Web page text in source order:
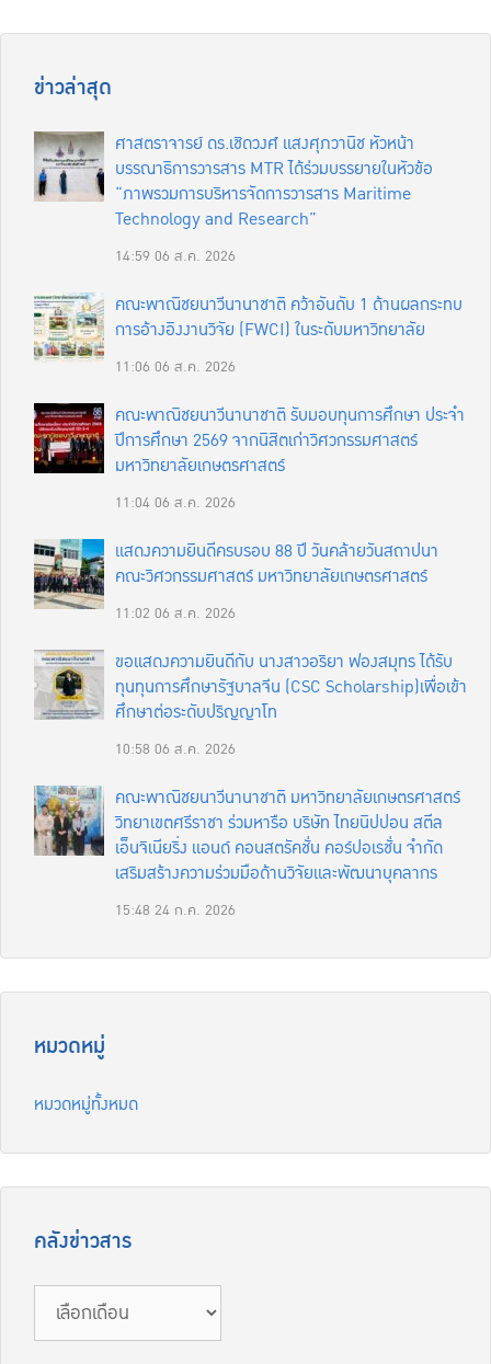
ข่าวล่าสุด
ศาสตราจารย์ ดร.เชิดวงศ์ แสงศุภวานิช หัวหน้า
บรรณาธิการวารสาร MTR ได้ร่วมบรรยายในหัวข้อ
“ภาพรวมการบริหารจัดการวารสาร Maritime
Technology and Research”
14:59 06 ส.ค. 2026
คณะพาณิชยนาวีนานาชาติ คว้าอันดับ 1 ด้านผลกระทบ
การอ้างอิงงานวิจัย (FWCI) ในระดับมหาวิทยาลัย
11:06 06 ส.ค. 2026
คณะพาณิชยนาวีนานาชาติ รับมอบทุนการศึกษา ประจำ
ปีการศึกษา 2569 จากนิสิตเก่าวิศวกรรมศาสตร์
มหาวิทยาลัยเกษตรศาสตร์
11:0406 ส.ค. 2026
แสดงความยินดีครบรอบ 88 ปี วันคล้ายวันสถาปนา
คณะวิศวกรรมศาสตร์ มหาวิทยาลัยเกษตรศาสตร์
11:02 06 ส.ค. 2026
ขอแสดงความยินดีกับ นางสาวอริยา ฟองสมุทร ได้รับ
ทุนทุนการศึกษารัฐบาลจีน (CSC Scholarship)เพื่อเข้า
ศึกษาต่อระดับปริญญาโท
10:58 06 ส.ค. 2026
คณะพาณิชยนาวีนานาชาติ มหาวิทยาลัยเกษตรศาสตร์
วิทยาเขตศรีราชา ร่วมหารือ บริษัท ไทยนิปปอน สตีล
เอ็นจิเนียริ่ง แอนด์ คอนสตรัคชั่น คอร์ปอเรชั่น จำกัด
เสริมสร้างความร่วมมือด้านวิจัยและพัฒนาบุคลากร
15:48 24 ก.ค. 2026
หมวดหมู่
หมวดหมู่ทั้งหมด
คลังข่าวสาร